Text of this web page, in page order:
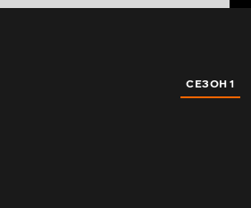
СЕЗОН 1